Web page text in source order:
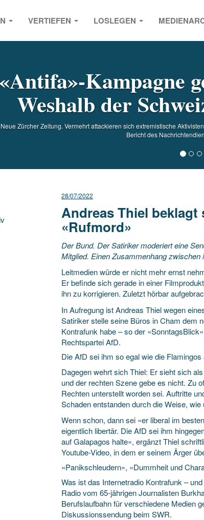
VERTIEFEN LOSLEGEN
«Antifa»-Kampagne
Weshalb der
Neue Zürcher Zeitung. Vermehrt attackieren sich extremistische
Bericht des
28/07/2022
Andreas Thiel
«Rufmord»
Der Bund. Der Satiriker moderiert eine
Mitglied. Einen Zusammenhang
Leitmedien würde er nicht mehr ernst
Er befinde sich gerade in einer
ihn zu korrigieren. Zuletzt hörbar
In Aufregung ist Andreas Thiel wegen
Satiriker stelle seine Büros in Cham dem
Kontrafunk habe – so der
Rechtspartei AfD.
Die AfD sei ihm so egal wie die Flamingos
Dagegen wehrt sich Thiel: Er sieht sich
und der rechten Szene gebe es nicht. Zu
Rechten unterstellt worden sei. Auftritte
Schaden entstanden durch die Weise,
Wenn schon, dann sei «er liberal im
eigentlich libertär. Die AfD sei ihm
auf Galapagos halte», ergänzt Thiel
Youtube-Video, in dem er seinem Ärger
«Panikschleudern», «Dummheit und
Was ist das Internetradio Kontrafunk –
Radio vom 65-jährigen Journalisten
Berufslaufbahn für verschiedene Medien
Diskussionssendung beim SWR.